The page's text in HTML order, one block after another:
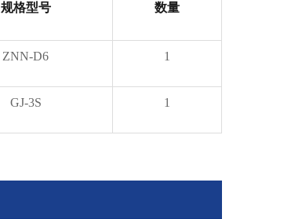
规格型号 数量
ZNN-D6 1
GJ-3S 1